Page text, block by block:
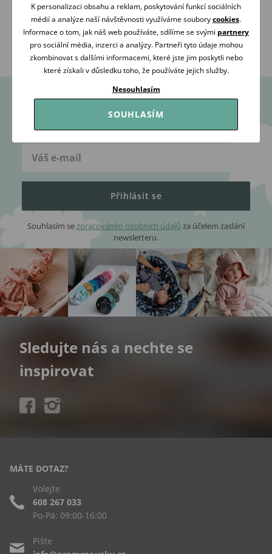
PORADÍME
Volejte Po-Pá: 09:00-16:00
608 267 033
ZÁKAZNÍKY
98 % našich zákazníků
nás doporučuje
Dostaňte veškeré cenné tipy a rady včas a přímo do
Přihlásit se
Souhlasím sezpracováním osobních údajů za účelem zaslání
newsletteru.
Sledujte nás a nechte se
inspirovat
MÁTE DOTAZ?
Volejte
608 267 033
Po-Pá: 09:00-16:00
Pište
K personalizaci obsahu a reklam, poskytování funkcí sociálních
médií a analýze naší návštěvnosti využíváme souborycookies.
Informace o tom, jak náš web používáte, sdílíme se svými partnery
pro sociální média, inzerci a analýzy. Partneři tyto údaje mohou
zkombinovat s dalšími informacemi, které jste jim poskytli nebo
které získali v důsledku toho, že používáte jejich služby.
Nesouhlasím
SOUHLASÍM